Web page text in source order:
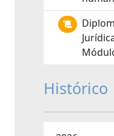
Histórico